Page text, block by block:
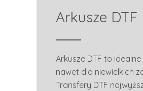
Arkusze DTF
Arkusze DTF to
nawet dla niewielkich
Transfery DTF